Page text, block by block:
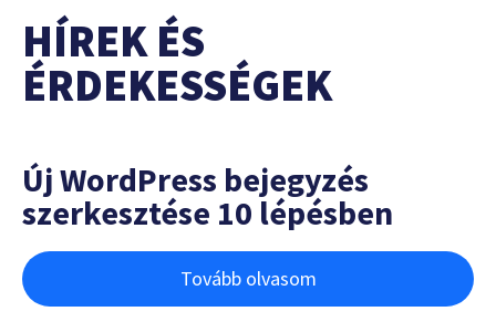
HÍREK ÉS
ÉRDEKESSÉGEK
Új WordPress bejegyzés
szerkesztése 10 lépésben
Tovább olvasom